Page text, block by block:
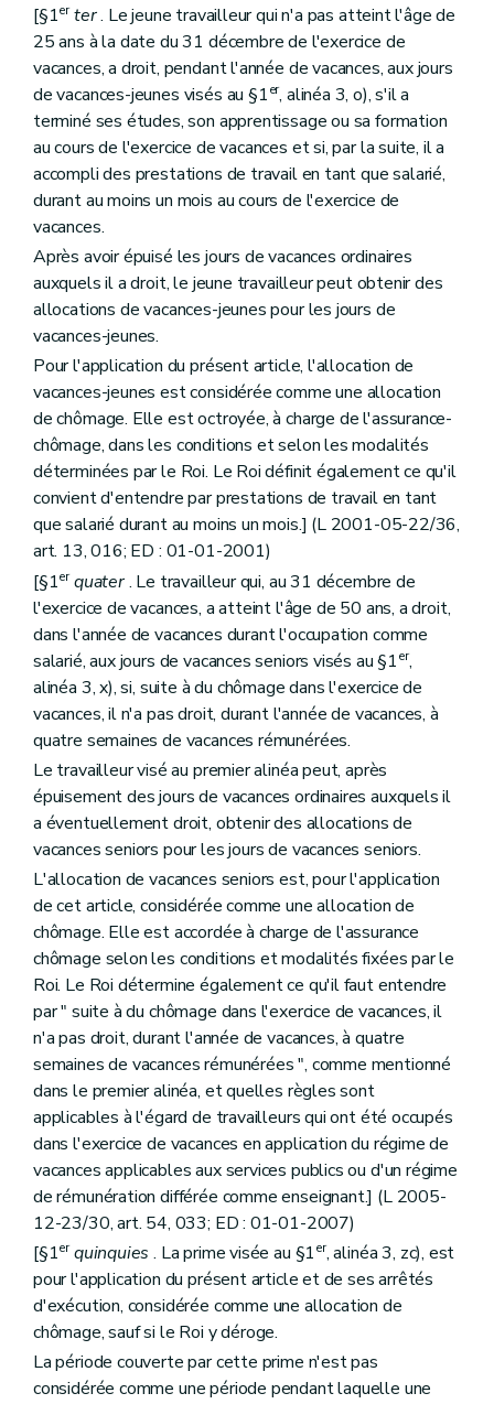
[§1er ter. Le jeune travailleur qui n'a pas atteint l'âge de
25 ans à la date du 31 décembre de l'exercice de
vacances, a droit, pendant l'année de vacances, aux jours
de vacances-jeunes visés au §1er, alinéa 3, o), s'il a
terminé ses études, son apprentissage ou sa formation
au cours de l'exercice de vacances et si, par la suite, il a
accompli des prestations de travail en tant que salarié,
durant au moins un mois au cours de l'exercice de
vacances.
Après avoir épuisé les jours de vacances ordinaires
auxquels il a droit, le jeune travailleur peut obtenir des
allocations de vacances-jeunes pour les jours de
vacances-jeunes.
Pour l'application du présent article, l'allocation de
vacances-jeunes est considérée comme une allocation
de chômage. Elle est octroyée, à charge de l'assurance-
chômage, dans les conditions et selon les modalités
déterminées par le Roi. Le Roi définit également ce qu'il
convient d'entendre par prestations de travail en tant
que salarié durant au moins un mois.] (L 2001-05-22/36,
art. 13, 016; ED : 01-01-2001)
[§1er quater. Le travailleur qui, au 31 décembre de
l'exercice de vacances, a atteint l'âge de 50 ans, a droit,
dans l'année de vacances durant l'occupation comme
salarié, aux jours de vacances seniors visés au §1er,
alinéa 3, x), si, suite à du chômage dans l'exercice de
vacances, il n'a pas droit, durant l'année de vacances, à
quatre semaines de vacances rémunérées.
Le travailleur visé au premier alinéa peut, après
épuisement des jours de vacances ordinaires auxquels il
a éventuellement droit, obtenir des allocations de
vacances seniors pour les jours de vacances seniors.
L'allocation de vacances seniors est, pour l'application
de cet article, considérée comme une allocation de
chômage. Elle est accordée à charge de l'assurance
chômage selon les conditions et modalités fixées par le
Roi. Le Roi détermine également ce qu'il faut entendre
par " suite à du chômage dans l'exercice de vacances, il
n'a pas droit, durant l'année de vacances, à quatre
semaines de vacances rémunérées ", comme mentionné
dans le premier alinéa, et quelles règles sont
applicables à l'égard de travailleurs qui ont été occupés
dans l'exercice de vacances en application du régime de
vacances applicables aux services publics ou d'un régime
de rémunération différée comme enseignant.] (L 2005-
12-23/30, art. 54, 033; ED : 01-01-2007)
[§1er quinquies . La prime visée au §1er, alinéa 3, zc), est
pour l'application du présent article et de ses arrêtés
d'exécution, considérée comme une allocation de
chômage, sauf si le Roi y déroge.
La période couverte par cette prime n'est pas
considérée comme une période pendant laquelle une